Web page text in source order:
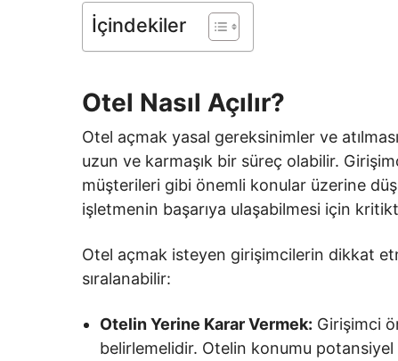
İçindekiler
Otel Nasıl Açılır?
Otel açmak yasal gereksinimler ve
uzun ve karmaşık bir süreç olabilir.
müşterileri gibi önemli konular üzerine
işletmenin başarıya ulaşabilmesi için
Otel açmak isteyen girişimcilerin dikkat
sıralanabilir:
Otelin Yerine Karar Vermek: Girişimci
belirlemelidir. Otelin konumu